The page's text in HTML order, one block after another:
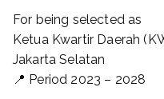
For being selected as
Ketua Kwartir Daerah
Jakarta Selatan
📍 Period 2023 – 2028